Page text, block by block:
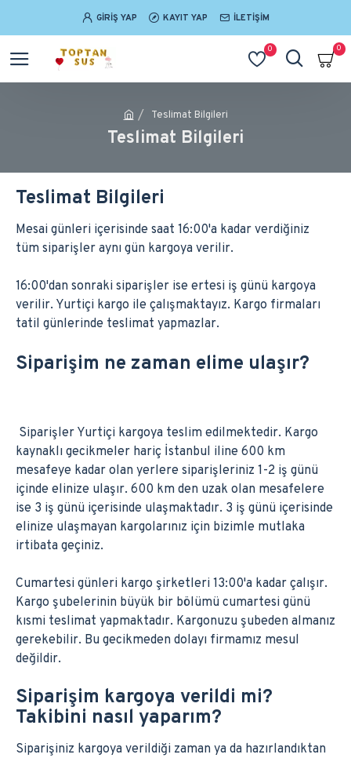
GIRIŞ YAP KAYIT YAP İLETIŞIM
0 0
Teslimat Bilgileri
Teslimat Bilgileri
Teslimat Bilgileri
Mesai günleri içerisinde saat 16:00'a kadar verdiğiniz
tüm siparişler aynı gün kargoya verilir.
16:00'dan sonraki siparişler ise ertesi iş günü kargoya
verilir. Yurtiçi kargo ile çalışmaktayız. Kargo firmaları
tatil günlerinde teslimat yapmazlar.
Siparişim ne zaman elime ulaşır?
Siparişler Yurtiçi kargoya teslim edilmektedir. Kargo
kaynaklı gecikmeler hariç İstanbul iline 600 km
mesafeye kadar olan yerlere siparişleriniz 1-2 iş günü
içinde elinize ulaşır. 600 km den uzak olan mesafelere
ise 3 iş günü içerisinde ulaşmaktadır. 3 iş günü içerisinde
elinize ulaşmayan kargolarınız için bizimle mutlaka
irtibata geçiniz.
Cumartesi günleri kargo şirketleri 13:00'a kadar çalışır.
Kargo şubelerinin büyük bir bölümü cumartesi günü
kısmi teslimat yapmaktadır. Kargonuzu şubeden almanız
gerekebilir. Bu gecikmeden dolayı firmamız mesul
değildir.
Siparişim kargoya verildi mi?
Takibini nasıl yaparım?
Siparişiniz kargoya verildiği zaman ya da hazırlandıktan